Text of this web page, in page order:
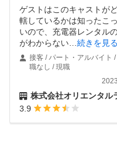
ゲストはこのキャストが
轄しているかは知ったこ
いので、充電器レンタル
がわからない
続きを見る
接客 / パート・アルバイト /
職なし / 現職
株式会社オリエンタル
3.9